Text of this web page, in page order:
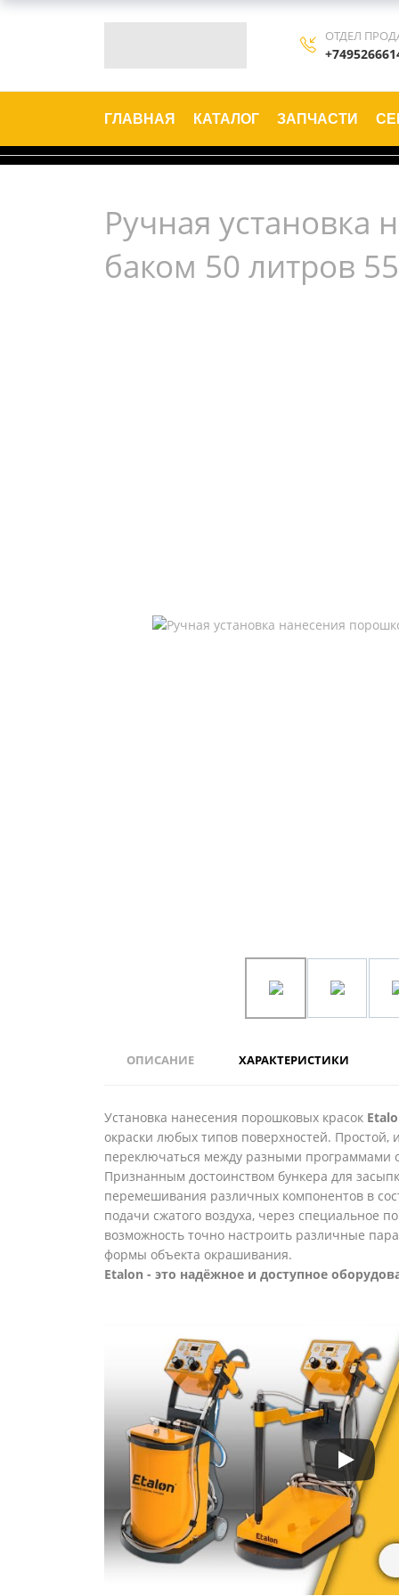
ОТДЕЛ
ГЛАВНАЯ КАТАЛОГ ЗАПЧАСТИ
Ручная установка
баком 50 литров
ОПИСАНИЕ ХАРАКТЕРИСТИКИ
Установка нанесения порошковых красок
окраски любых типов поверхностей.
переключаться между разными программами
Признанным достоинством бункера для
перемешивания различных компонентов в
подачи сжатого воздуха, через специальное
возможность точно настроить различные
формы объекта окрашивания.
Etalon - это надёжное и доступное